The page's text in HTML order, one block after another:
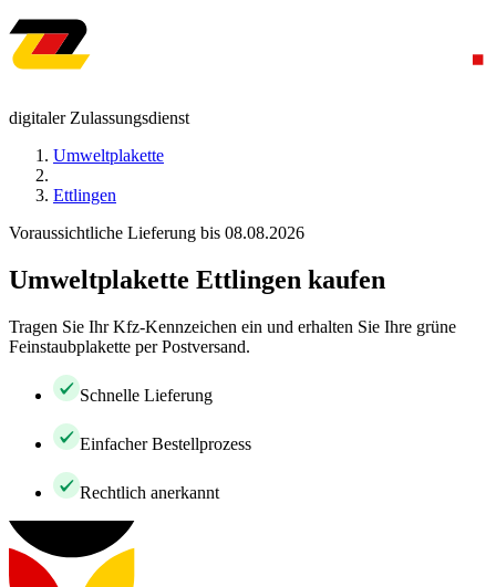
digitaler Zulassungsdienst
Umweltplakette
Ettlingen
Voraussichtliche Lieferung bis 08.08.2026
Umweltplakette Ettlingen kaufen
Tragen Sie Ihr Kfz-Kennzeichen ein und erhalten Sie Ihre grüne
Feinstaubplakette per Postversand.
Schnelle Lieferung
Einfacher Bestellprozess
Rechtlich anerkannt